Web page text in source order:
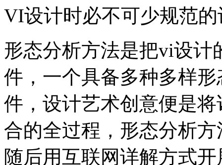
VI设计时必不可少规范
形态分析方法是把vi设计
件，一个具备多种多样
件，设计艺术创意便是
合的全过程，形态分析
随后用互联网详解方式